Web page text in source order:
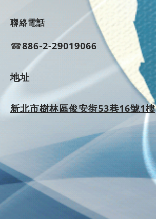
聯絡電話
☎886-2-29019066
地址
新北市樹林區俊安街53巷16號1樓